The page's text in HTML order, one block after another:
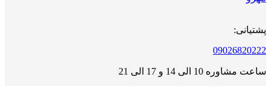
پشتیانی:
09026820222
ساعت مشاوره 10 الی 14 و 17 الی 21